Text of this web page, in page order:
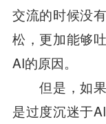
交流的时候没
松，更加能够
AI的原因。
但是，如果
是过度沉迷于